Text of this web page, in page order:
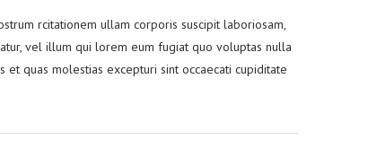
rcitationem ullam corporis suscipit laboriosam,
vel illum qui lorem eum fugiat quo voluptas nulla
quas molestias excepturi sint occaecati cupiditate